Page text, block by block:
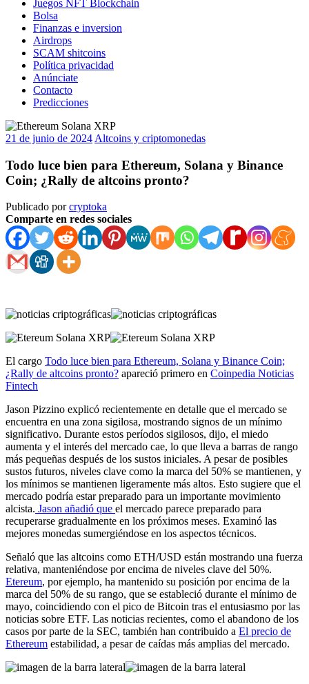
Juegos NFT Blockchain
Bolsa
Finanzas e inversion
Airdrops
SCAM shitcoins
Política privacidad
Anúnciate
Contacto
Predicciones
21 de junio de 2024 Altcoins y criptomonedas
Todo luce bien para Ethereum, Solana y Binance
Coin; ¿Rally de altcoins pronto?
Publicado porcryptoka
Comparte en redes sociales
El cargo Todo luce bien para Ethereum, Solana y Binance Coin;
¿Rally de altcoins pronto? apareció primero en Coinpedia Noticias
Fintech
Jason Pizzino explicó recientemente en detalle que el mercado se
encuentra en una zona sigilosa, mostrando signos de un mínimo
significativo. Durante estos períodos sigilosos, dijo, el miedo
aumenta y el interés del mercado cae, lo que lleva a barras de rango
más pequeñas después de los sustos iniciales. A pesar de posibles
sustos futuros, niveles clave como la marca del 50% se mantienen, y
los mínimos se mantienen ligeramente más altos. Esto sugiere que el
mercado podría estar preparado para un importante movimiento
alcista. Jason añadió que el mercado parece preparado para
recuperarse gradualmente en los próximos meses. Examinó las
mejores monedas sumergiéndose en los aspectos técnicos.
Señaló que las altcoins como ETH/USD están mostrando una fuerza
relativa, manteniéndose por encima de niveles clave del 50%.
Etereum, por ejemplo, ha mantenido su posición por encima de la
marca del 50% de su rango, que se estableció durante el mínimo de
mayo, coincidiendo con el pico de Bitcoin tras el entusiasmo por las
noticias sobre ETF. Las noticias recientes, como el abandono de los
casos por parte de la SEC, también han contribuido a El precio de
Ethereum estabilidad, a pesar de caídas más amplias del mercado.